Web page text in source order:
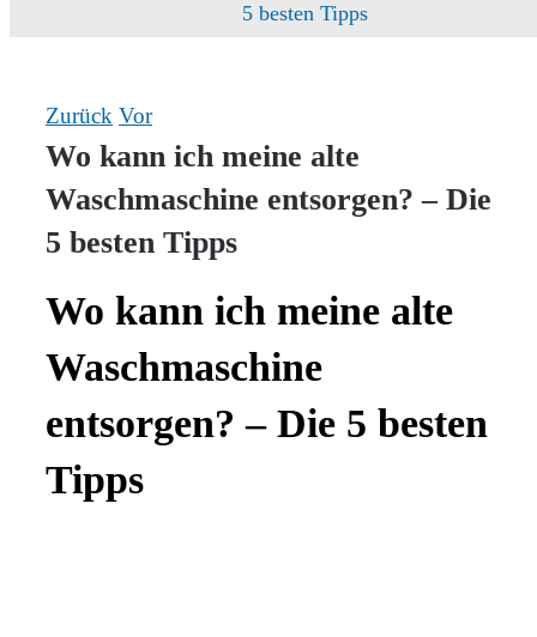
Geschirrspüler
Kaffeemaschinen
5 besten Tipps
Zurück Vor
Wo kann ich meine alte
Waschmaschine entsorgen? – Die
5 besten Tipps
Wo kann ich meine alte
Waschmaschine
entsorgen? – Die 5 besten
Tipps